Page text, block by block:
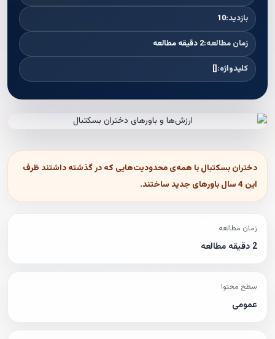
بازدید:10
زمان مطالعه:2 دقیقه مطالعه
کلیدواژه:[]
دختران بسکتبال با همه‌ی محدودیت‌هایی که در گذشته داشتند ظرف
این 4 سال باورهای جدید ساختند.
زمان مطالعه
2 دقیقه مطالعه
سطح محتوا
عمومی